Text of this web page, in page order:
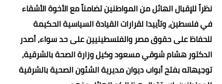
نظراً للإقبال الهائل من المواطنين تضامناً مع الأخوة الأشقاء
في فلسطين، وتأييدا لقرارات القيادة السياسية الحكيمة
للحفاظ على حقوق مصر والفلسطينيين على حد سواء، أصدر
الدكتور هشام شوقي مسعود وكيل وزارة الصحة بالشرقية،
توجيهاته بفتح أبواب ديوان مديرية الشئون الصحية بالشرقية